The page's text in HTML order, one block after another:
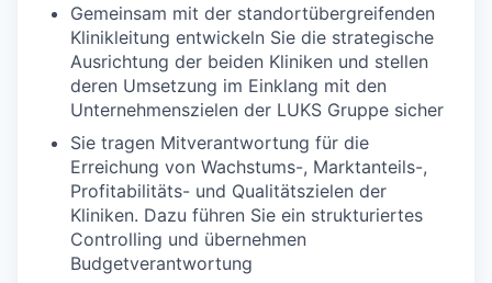
Gemeinsam mit der standortübergreifenden
Klinikleitung entwickeln Sie die strategische
Ausrichtung der beiden Kliniken und stellen
deren Umsetzung im Einklang mit den
Unternehmenszielen der LUKS Gruppe sicher
Sie tragen Mitverantwortung für die
Erreichung von Wachstums-, Marktanteils-,
Profitabilitäts- und Qualitätszielen der
Kliniken. Dazu führen Sie ein strukturiertes
Controlling und übernehmen
Budgetverantwortung